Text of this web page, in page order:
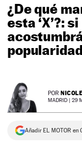
MOTOS
TECNOLOGÍA
PREMIOS
NEWSLETTER
¿De qué
esta ‘X’?:
POR
MADRID | 29
Añadir EL MOTOR en